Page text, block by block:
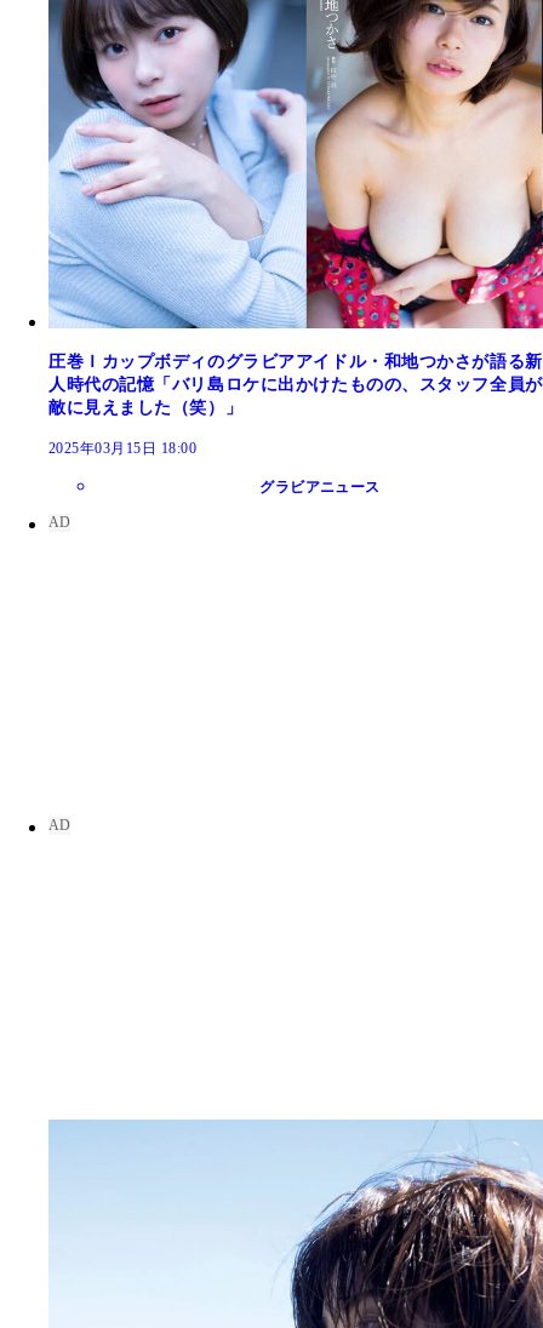
圧巻Ｉカップボディのグラビアアイドル・和地つかさが語る新
人時代の記憶「バリ島ロケに出かけたものの、スタッフ全員が
敵に見えました（笑）」
2025年03月15日 18:00
グラビアニュース